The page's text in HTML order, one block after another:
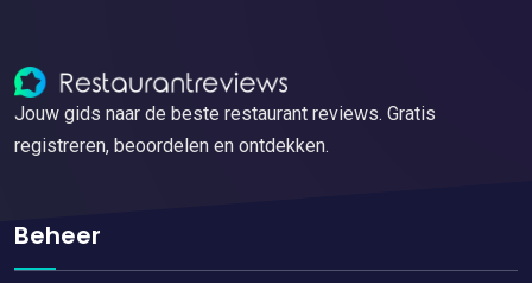
Jouw gids naar de beste restaurant reviews. Gratis
registreren, beoordelen en ontdekken.
Beheer